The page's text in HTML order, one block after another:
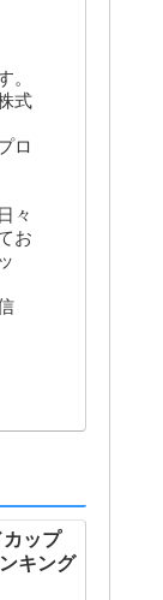
式
ロ
々
お
ップ
キング